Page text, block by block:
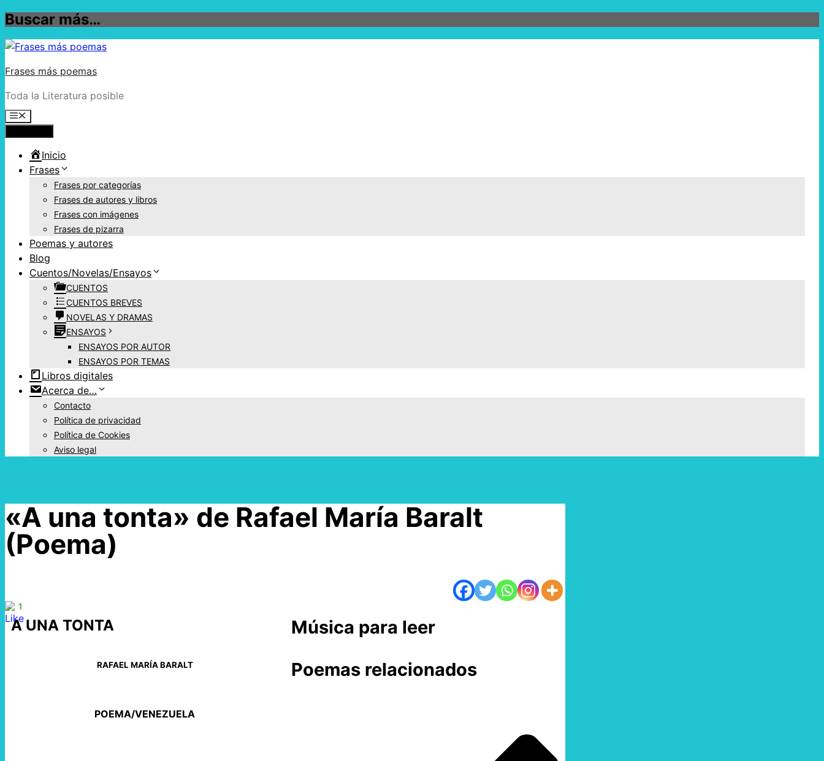
Buscar más…
Frases más poemas
Toda la Literatura posible
Inicio
Frases
Frases por categorías
Frases de autores y libros
Frases con imágenes
Frases de pizarra
Poemas y autores
Blog
Cuentos/Novelas/Ensayos
CUENTOS
CUENTOS BREVES
NOVELAS Y DRAMAS
ENSAYOS
ENSAYOS POR AUTOR
ENSAYOS POR TEMAS
Libros digitales
Acerca de…
Contacto
Política de privacidad
Política de Cookies
Aviso legal
«A una tonta» de Rafael María Baralt
(Poema)
1
A UNA TONTA
RAFAEL MARÍA BARALT
POEMA/VENEZUELA
Música para leer
Poemas relacionados